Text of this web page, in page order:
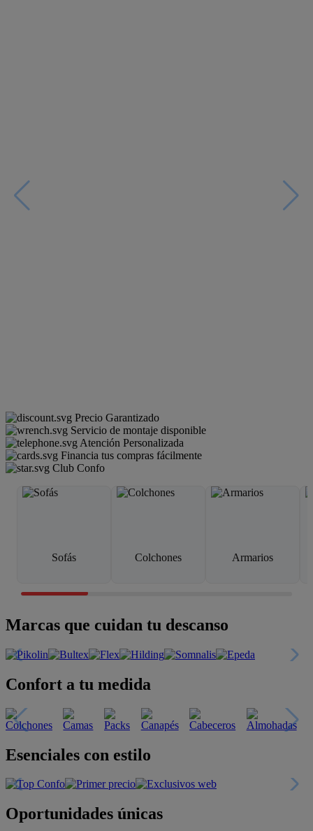
Precio Garantizado
Servicio de montaje disponible
Atención Personalizada
Financia tus compras fácilmente
Club Confo
Sofás Colchones Armarios
Marcas que cuidan tu descanso
Confort a tu medida
Esenciales con estilo
Oportunidades únicas